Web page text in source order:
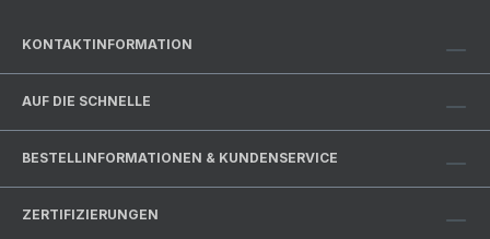
KONTAKTINFORMATION
AUF DIE SCHNELLE
BESTELLINFORMATIONEN & KUNDENSERVICE
ZERTIFIZIERUNGEN